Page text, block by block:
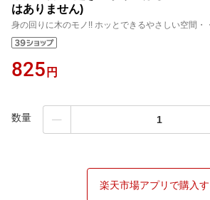
はありません)
身の回りに木のモノ!! ホッとできるやさしい空間・
825 円
数量
楽天市場アプリで購入